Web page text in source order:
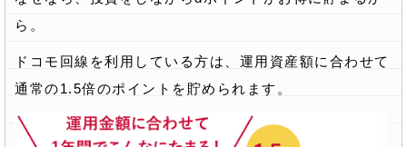
ら。
ドコモ回線を利用している方は、運用資産額に合わせて
通常の1.5倍のポイントを貯められます。